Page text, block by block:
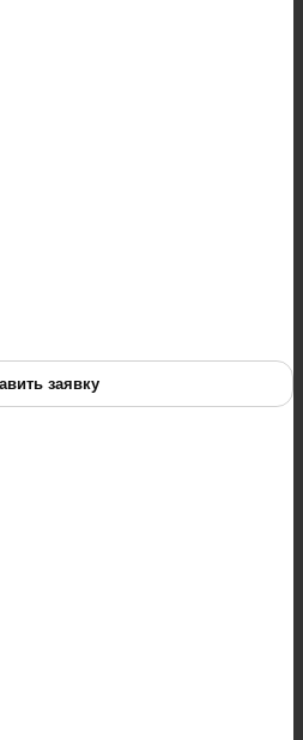
20 900 ₽.
заявку